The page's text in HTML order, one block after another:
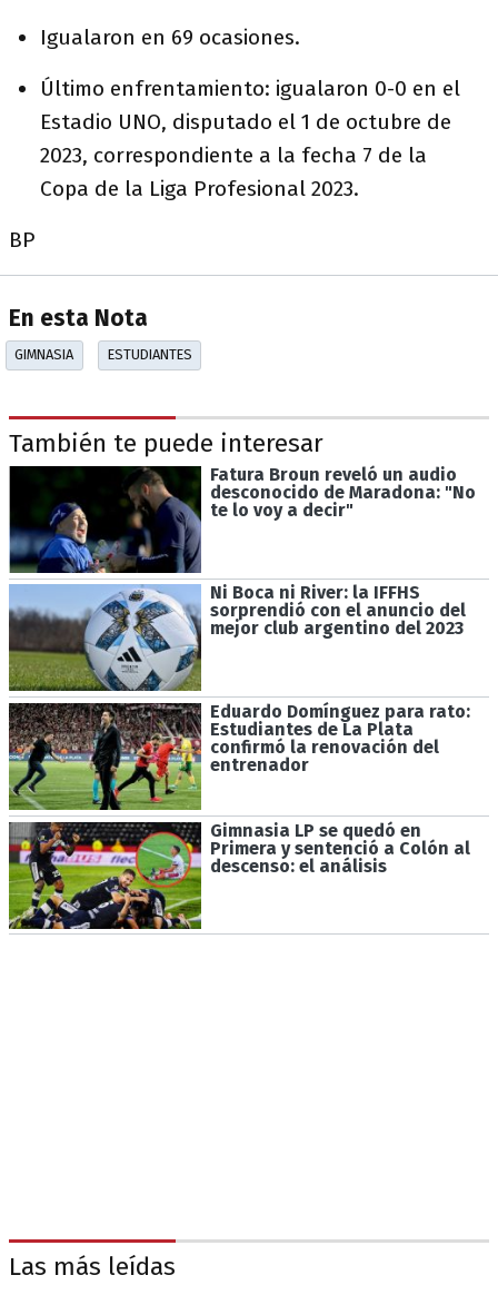
Igualaron en 69 ocasiones.
Último enfrentamiento: igualaron 0-0 en el
Estadio UNO, disputado el 1 de octubre de
2023, correspondiente a la fecha 7 de la
Copa de la Liga Profesional 2023.
BP
En esta Nota
GIMNASIA ESTUDIANTES
También te puede interesar
Fatura Broun reveló un audio
desconocido de Maradona: "No
te lo voy a decir"
Ni Boca ni River: la IFFHS
sorprendió con el anuncio del
mejor club argentino del 2023
Eduardo Domínguez para rato:
Estudiantes de La Plata
confirmó la renovación del
entrenador
Gimnasia LP se quedó en
Primera y sentenció a Colón al
descenso: el análisis
Las más leídas